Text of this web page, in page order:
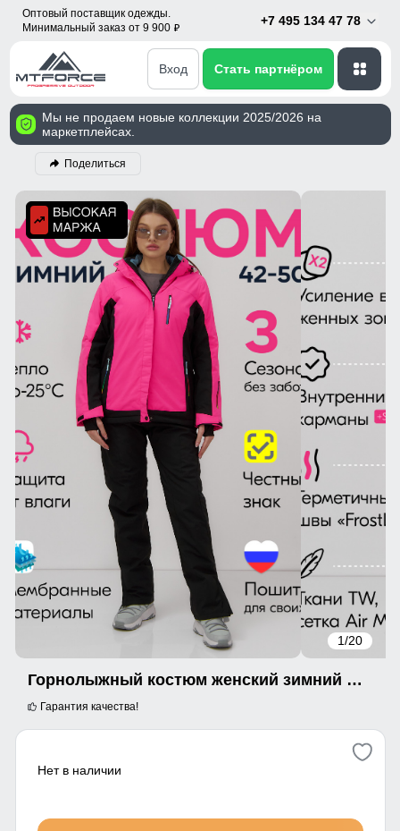
Оптовый поставщик одежды.
Минимальный заказ от 9 900 p
+7 495 134 47 78
Вход Стать партнёром
Мы не продаем новые коллекции 2025/2026 на
маркетплейсах.
Поделиться
1/20
Горнолыжный костюм женский зимний розового цвета 0027R
Гарантия качества!
Нет в наличии